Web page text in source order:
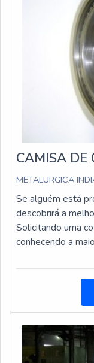
CAMISA DE
METALURGICA
Se alguém está
descobrirá a
Solicitando uma
conhecendo a
DE CILINDROSe
Metalúrgica
cilindros para
bombeamento
venda à entrega
focando em